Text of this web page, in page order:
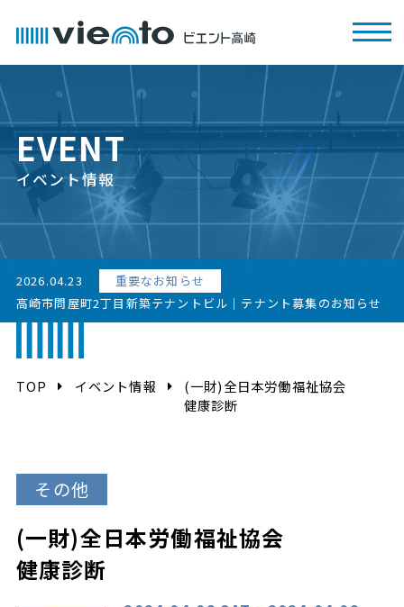
EVENT
イベント情報
2026.04.23
重要なお知らせ
高崎市問屋町2丁目新築テナントビル｜テナント募集のお知らせ
TOP イベント情報
(一財)全日本労働福祉協会
健康診断
その他
(一財)全日本労働福祉協会
健康診断